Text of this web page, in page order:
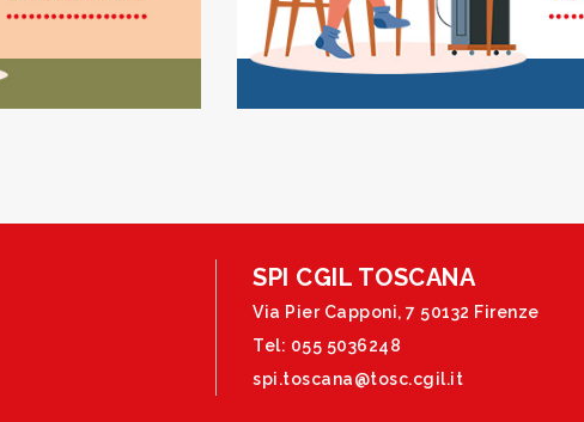
SPI CGIL TOSCANA
Via Pier Capponi, 7 50132 Firenze
Tel: 055 5036248
spi.toscana@tosc.cgil.it